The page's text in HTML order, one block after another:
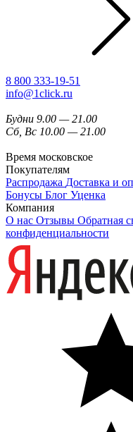
8 800 333-19-51
info@1click.ru
Будни 9.00 — 21.00
Сб, Вс 10.00 — 21.00
Время московское
Покупателям
Распродажа Доставка и
Бонусы Блог Уценка
Компания
О нас Отзывы Обратная
конфиденциальности